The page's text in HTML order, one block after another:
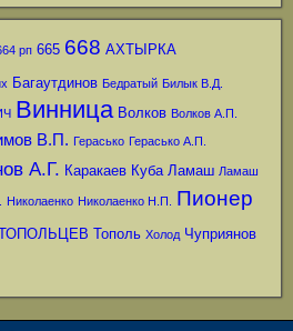
рп 665 668 АХТЫРКА
Багаутдинов Бедратый Билык В.Д.
Винница Волков Волков А.П.
В.П. Герасько Герасько А.П.
А.Г. Каракаев Куба Ламаш Ламаш
Николаенко Николаенко Н.П. Пионер
Тополь Холод Чуприянов